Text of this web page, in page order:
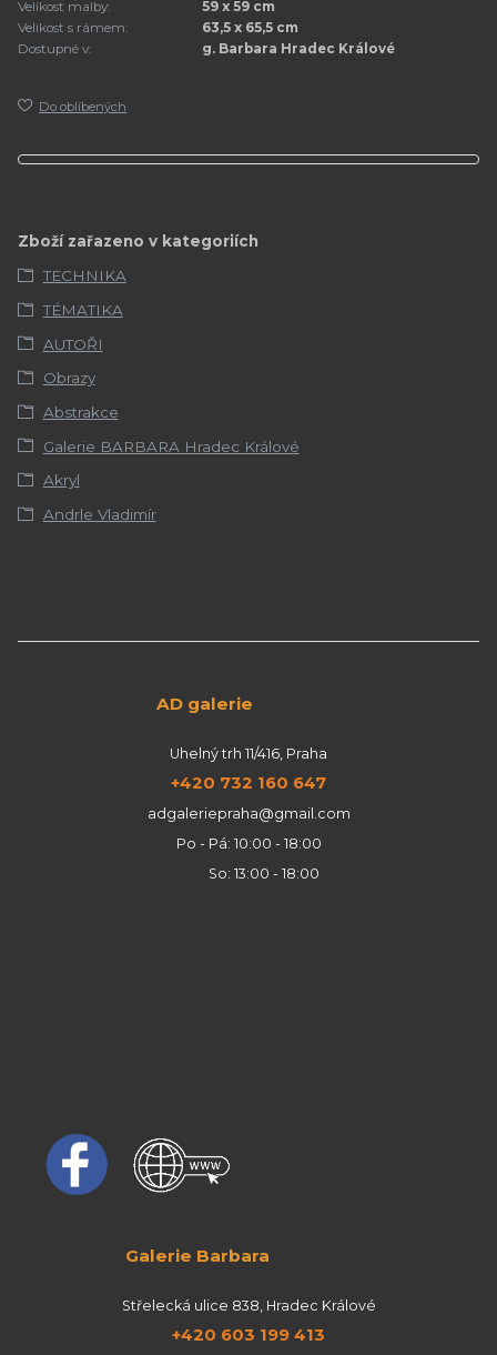
Velikost malby:
59 x 59 cm
Velikost s rámem:
63,5 x 65,5 cm
Dostupné v:
g. Barbara Hradec Králové
Do oblíbených
Zboží zařazeno v kategoriích
TECHNIKA
TÉMATIKA
AUTOŘI
Obrazy
Abstrakce
Galerie BARBARA Hradec Králové
Akryl
Andrle Vladimír
AD galerie
Uhelný trh 11/416, Praha
+420 732 160 647
adgaleriepraha@gmail.com
Po - Pá: 10:00 - 18:00
So: 13:00 - 18:00
Galerie Barbara
Střelecká ulice 838, Hradec Králové
+420 603 199 413